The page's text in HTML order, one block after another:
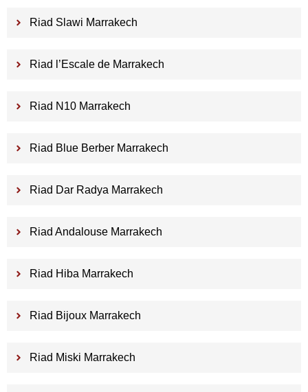
Riad Slawi Marrakech
Riad l’Escale de Marrakech
Riad N10 Marrakech
Riad Blue Berber Marrakech
Riad Dar Radya Marrakech
Riad Andalouse Marrakech
Riad Hiba Marrakech
Riad Bijoux Marrakech
Riad Miski Marrakech